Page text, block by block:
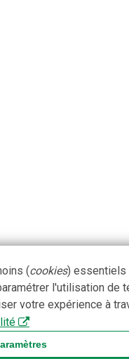
(cookies) essentiels
l'utilisation de
votre expérience à